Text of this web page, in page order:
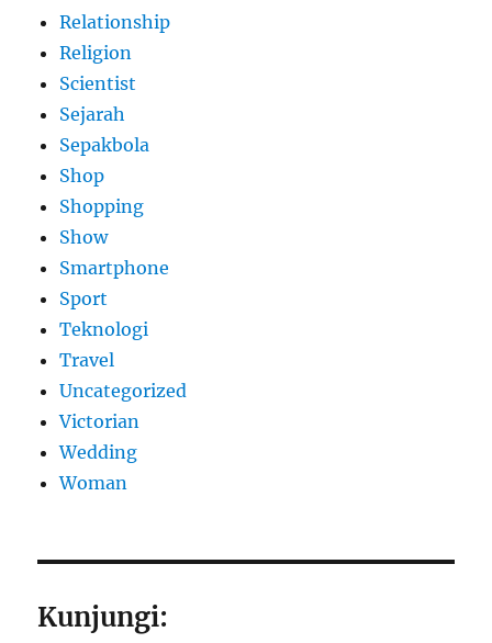
Relationship
Religion
Scientist
Sejarah
Sepakbola
Shop
Shopping
Show
Smartphone
Sport
Teknologi
Travel
Uncategorized
Victorian
Wedding
Woman
Kunjungi: